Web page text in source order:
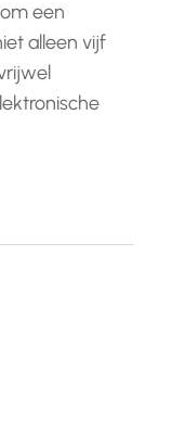
een
alleen vijf